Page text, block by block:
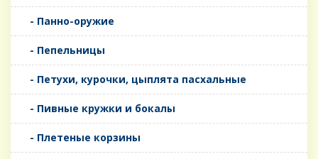
- Панно-оружие
- Пепельницы
- Петухи, курочки, цыплята пасхальные
- Пивные кружки и бокалы
- Плетеные корзины